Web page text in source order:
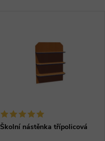
Školní nástěnka třípolicová